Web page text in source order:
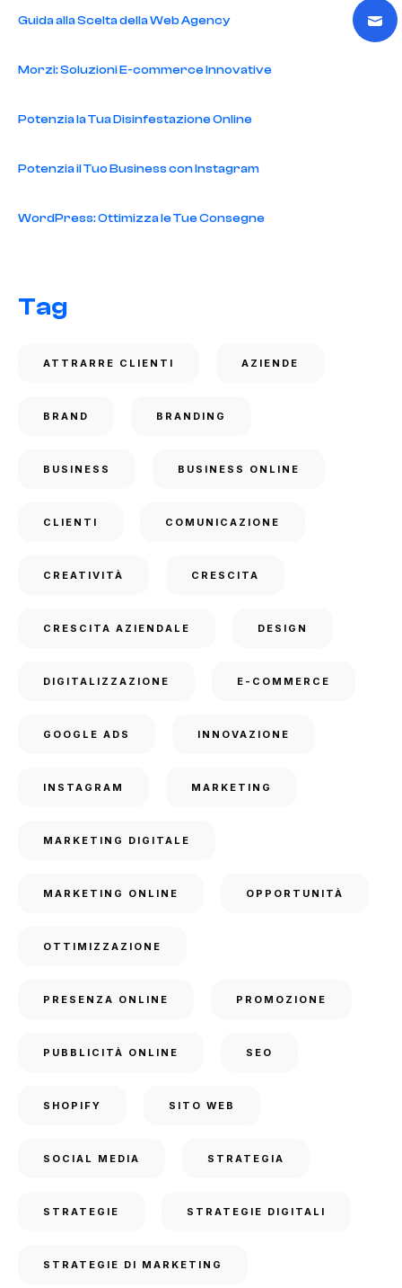
Guida alla Scelta della Web Agency
Morzi: Soluzioni E-commerce Innovative
Potenzia la Tua Disinfestazione Online
Potenzia il Tuo Business con Instagram
WordPress: Ottimizza le Tue Consegne
Tag
ATTRARRE CLIENTI AZIENDE
BRAND BRANDING
BUSINESS BUSINESS ONLINE
CLIENTI COMUNICAZIONE
CREATIVITÀ CRESCITA
CRESCITA AZIENDALE DESIGN
DIGITALIZZAZIONE E-COMMERCE
GOOGLE ADS INNOVAZIONE
INSTAGRAM MARKETING
MARKETING DIGITALE
MARKETING ONLINE OPPORTUNITÀ
OTTIMIZZAZIONE
PRESENZA ONLINE PROMOZIONE
PUBBLICITÀ ONLINE SEO
SHOPIFY SITO WEB
SOCIAL MEDIA STRATEGIA
STRATEGIE STRATEGIE DIGITALI
STRATEGIE DI MARKETING